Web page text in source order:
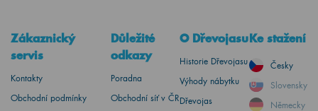
Zákaznický
servis
Kontakty
Obchodní podmínky
Důležité
odkazy
Poradna
Obchodní síť v ČR
O Dřevojasu
Historie Dřevojasu
Výhody nábytku
Dřevojas
Ke stažení
Česky
Slovensky
Německy